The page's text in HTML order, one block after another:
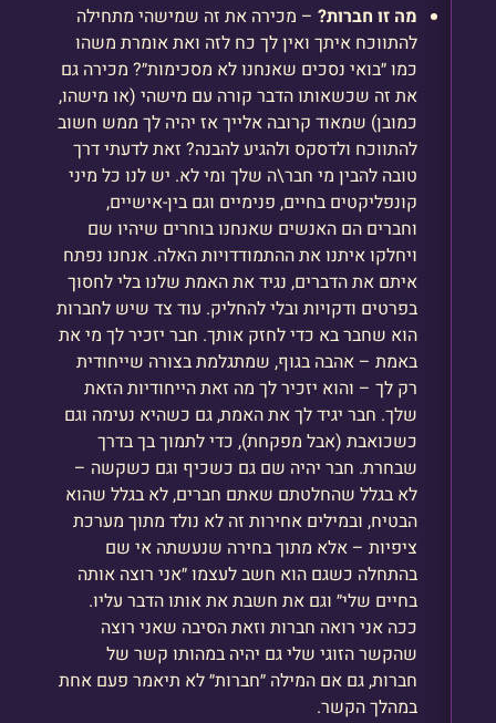
מה זו חברות? – מכירה את זה שמישהי מתחילה
להתווכח איתך ואין לך כח לזה ואת אומרת משהו
כמו ״בואי נסכים שאנחנו לא מסכימות״? מכירה גם
את זה שכשאותו הדבר קורה עם מישהי (או מישהו,
כמובן) שמאוד קרובה אלייך אז יהיה לך ממש חשוב
להתווכח ולדסקס ולהגיע להבנה? זאת לדעתי דרך
טובה להבין מי חבר\ה שלך ומי לא. יש לנו כל מיני
קונפליקטים בחיים, פנימיים וגם בין-אישיים,
וחברים הם האנשים שאנחנו בוחרים שיהיו שם
ויחלקו איתנו את ההתמודדויות האלה. אנחנו נפתח
איתם את הדברים, נגיד את האמת שלנו בלי לחסוך
בפרטים ודקויות ובלי להחליק. עוד צד שיש לחברות
הוא שחבר בא כדי לחזק אותך. חבר יזכיר לך מי את
באמת – אהבה בגוף, שמתגלמת בצורה שייחודית
רק לך – והוא יזכיר לך מה זאת הייחודיות הזאת
שלך. חבר יגיד לך את האמת, גם כשהיא נעימה וגם
כשכואבת (אבל מפקחת), כדי לתמוך בך בדרך
שבחרת. חבר יהיה שם גם כשכיף וגם כשקשה –
לא בגלל שהחלטתם שאתם חברים, לא בגלל שהוא
הבטיח, ובמילים אחירות זה לא נולד מתוך מערכת
ציפיות – אלא מתוך בחירה שנעשתה אי שם
בהתחלה כשגם הוא חשב לעצמו ״אני רוצה אותה
בחיים שלי״ וגם את חשבת את אותו הדבר עליו.
ככה אני רואה חברות וזאת הסיבה שאני רוצה
שהקשר הזוגי שלי גם יהיה במהותו קשר של
חברות, גם אם המילה ״חברות״ לא תיאמר פעם אחת
במהלך הקשר.